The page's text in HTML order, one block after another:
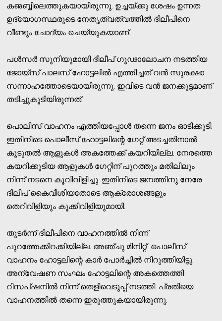
കഌബ്ബിലെത്തുകയായിരുന്നു. ഉച്ചയ്ക്കു ശേഷം ഉന്നത
ഉദ്യോഗസ്ഥരുടെ നേതൃത്വത്വത്തില്‍ ദിലീപിനെ
വീണ്ടും ചോദ്യം ചെയ്യുകയാണ്.
പള്‍സര്‍ സുനിയുമായി ദീലീപ് ഗൂഢാലോചന നടത്തിയ
ജോയ്‌സ് പാലസ് ഹോട്ടലില്‍ എത്തിച്ചത് വന്‍ സുരക്ഷാ
സന്നാഹത്തോടെയായിരുന്നു. ഇവിടെ വന്‍ ജനക്കൂട്ടമാണ്
തടിച്ചുകൂടിയിരുന്നത്.
പൊലീസ് വാഹനം എത്തിയപ്പോള്‍ തന്നെ ജനം ഓടിക്കൂടി.
ഇതിനിടെ പൊലീസ് ഹോട്ടലിന്റെ ഗേറ്റ് അടച്ചതിനാല്‍
കൂടുതല്‍ ആളുകള്‍ അകത്തേക്ക് കയറിയില്ല. നേരത്തെ
കയറിക്കൂടിയ ആളുകള്‍ ഗേറ്റിന് പുറത്തും മതിലിലും
നിന്ന് നടനെ കൂവിവിളിച്ചു. ഇതിനിടെ ജനത്തിനു നേരേ
ദിലീപ് കൈവീശിയതോടെ ആക്രോശങ്ങളും
തെറിവിളിയും കൂക്കിവിളിയുമായി.
തുടര്‍ന്ന് ദിലീപിനെ വാഹനത്തില്‍ നിന്ന്
പുറത്തേക്കിറക്കിയില്ല. അഞ്ചു മിനിറ്റ് പൊലീസ്
വാഹനം ഹോട്ടലിന്റെ കാര്‍ പോര്‍ച്ചില്‍ നിറുത്തിയിട്ടു.
അന്വേഷണ സംഘം ഹോട്ടലിന്റെ അകത്തെത്തി
റിസപ്ഷനില്‍ നിന്ന് തെളിവെടുപ്പ് നടത്തി. പ്രതിയെ
വാഹനത്തില്‍ തന്നെ ഇരുത്തുകയായിരുന്നു.